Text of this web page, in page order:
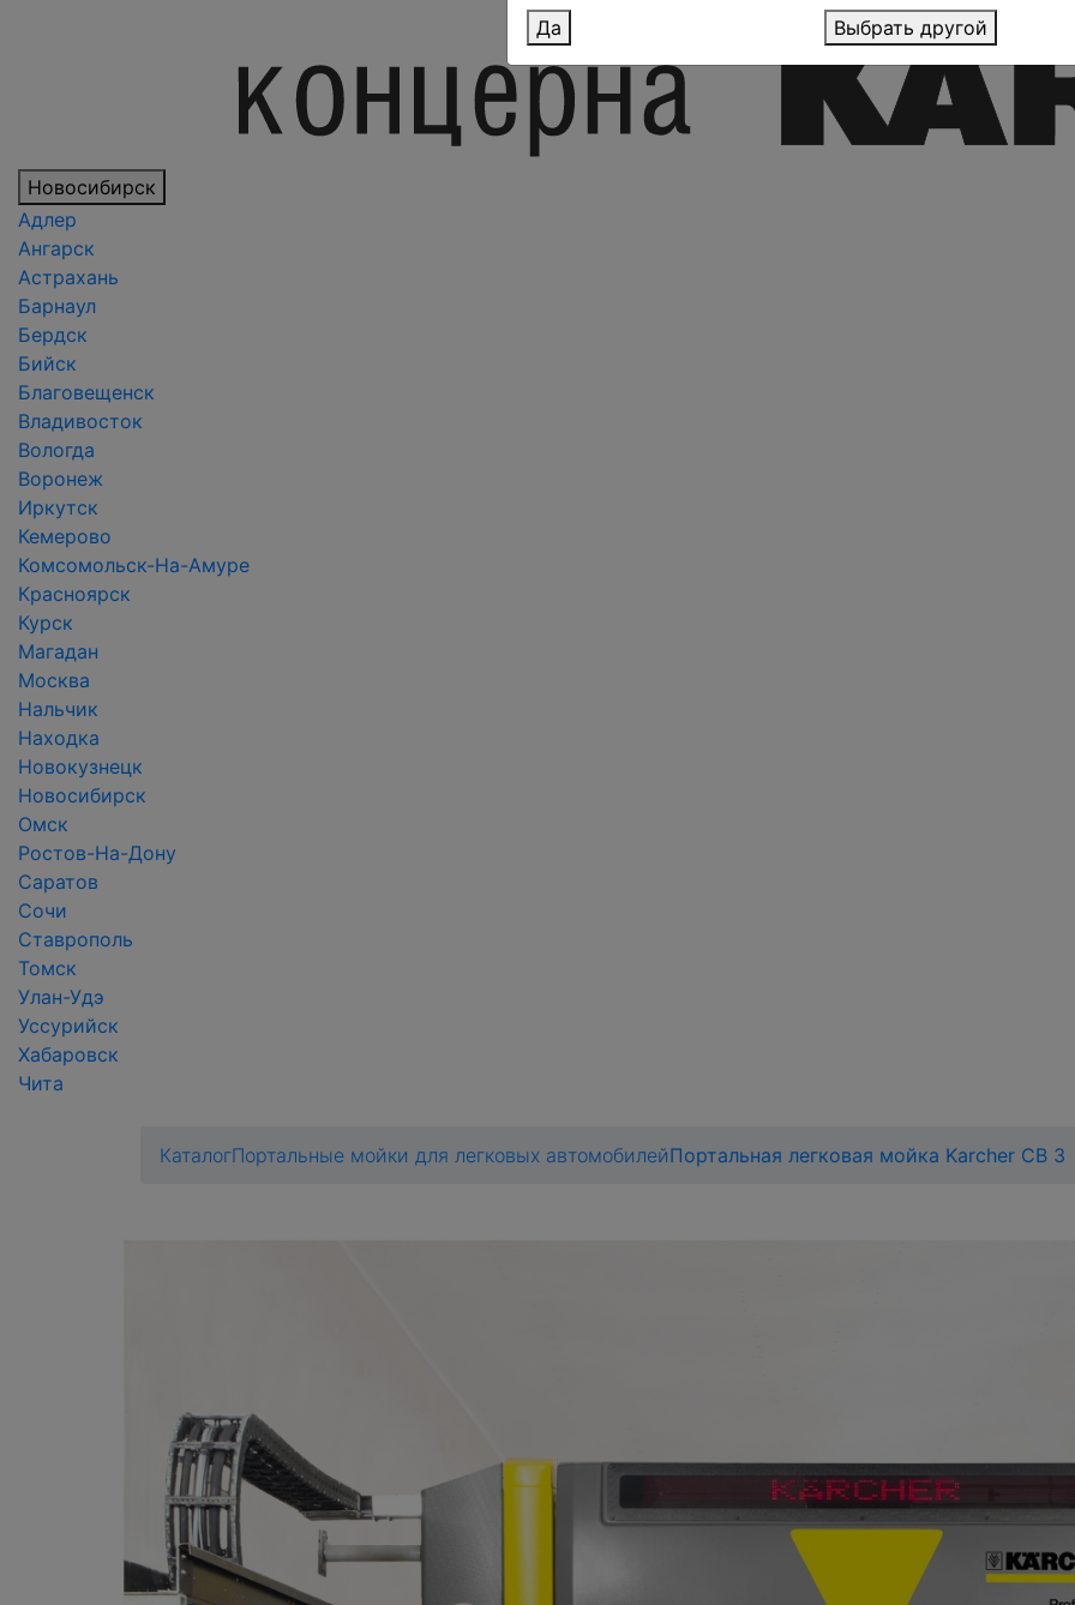
Новосибирск
Адлер
Ангарск
Астрахань
Барнаул
Бердск
Бийск
Благовещенск
Владивосток
Вологда
Воронеж
Иркутск
Кемерово
Комсомольск-На-Амуре
Красноярск
Курск
Магадан
Москва
Нальчик
Находка
Новокузнецк
Новосибирск
Омск
Ростов-На-Дону
Саратов
Сочи
Ставрополь
Томск
Улан-Удэ
Уссурийск
Хабаровск
Чита
КаталогПортальные мойки для легковых автомобилейПортальная легковая мойка Karcher CB 3
Да Выбрать другой